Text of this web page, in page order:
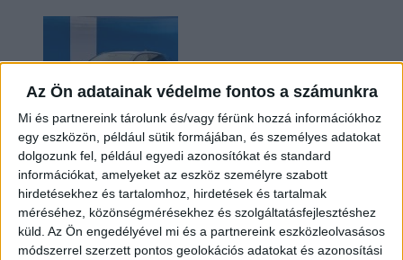
Az Ön adatainak védelme fontos a számunkra
Mi és partnereink tárolunk és/vagy férünk hozzá információkhoz
egy eszközön, például sütik formájában, és személyes adatokat
dolgozunk fel, például egyedi azonosítókat és standard
információkat, amelyeket az eszköz személyre szabott
hirdetésekhez és tartalomhoz, hirdetések és tartalmak
méréséhez, közönségmérésekhez és szolgáltatásfejlesztéshez
küld. Az Ön engedélyével mi és a partnereink eszközleolvasásos
módszerrel szerzett pontos geolokációs adatokat és azonosítási
Kilencmillió alatt indul a legolcsóbb elektromos
Volkswagen